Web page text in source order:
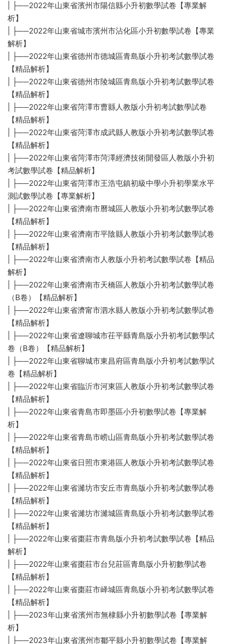
| ├──2022年山東省濱州市陽信縣小升初數學試卷【專業解
析】
| ├──2022年山東省城市濱州市沾化區小升初數學試卷【專業
解析】
| ├──2022年山東省德州市德城區青島版小升初考試數學試卷
【精品解析】
| ├──2022年山東省德州市陵城區青島版小升初考試數學試卷
【精品解析】
| ├──2022年山東省菏澤市曹縣人教版小升初考試數學試卷
【精品解析】
| ├──2022年山東省菏澤市成武縣人教版小升初考試數學試卷
【精品解析】
| ├──2022年山東省菏澤市菏澤經濟技術開發區人教版小升初
考試數學試卷【精品解析】
| ├──2022年山東省菏澤市王浩屯鎮初級中學小升初學業水平
測試數學試卷【專業解析】
| ├──2022年山東省濟南市曆城區人教版小升初考試數學試卷
【精品解析】
| ├──2022年山東省濟南市平陰縣人教版小升初考試數學試卷
【精品解析】
| ├──2022年山東省濟南市人教版小升初考試數學試卷【精品
解析】
| ├──2022年山東省濟南市天橋區人教版小升初考試數學試卷
（B卷）【精品解析】
| ├──2022年山東省濟甯市泗水縣人教版小升初考試數學試卷
【精品解析】
| ├──2022年山東省遼聊城市茌平縣青島版小升初考試數學試
卷（B卷）【精品解析】
| ├──2022年山東省聊城市東昌府區青島版小升初考試數學試
卷【精品解析】
| ├──2022年山東省臨沂市河東區人教版小升初考試數學試卷
【精品解析】
| ├──2022年山東省青島市即墨區小升初數學試卷【專業解
析】
| ├──2022年山東省青島市崂山區青島版小升初考試數學試卷
【精品解析】
| ├──2022年山東省日照市東港區人教版小升初考試數學試卷
【精品解析】
| ├──2022年山東省濰坊市安丘市青島版小升初考試數學試卷
【精品解析】
| ├──2022年山東省濰坊市濰城區青島版小升初考試數學試卷
【精品解析】
| ├──2022年山東省棗莊市青島版小升初考試數學試卷【精品
解析】
| ├──2022年山東省棗莊市台兒莊區青島版小升初數學試卷
【精品解析】
| ├──2022年山東省棗莊市峄城區青島版小升初考試數學試卷
【精品解析】
| ├──2023年山東省濱州市無棣縣小升初數學試卷【專業解
析】
| ├──2023年山東省濱州市鄒平縣小升初數學試卷【專業解